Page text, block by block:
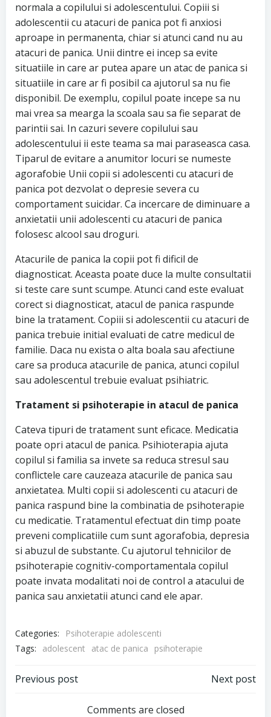
normala a copilului si adolescentului. Copiii si
adolescentii cu atacuri de panica pot fi anxiosi
aproape in permanenta, chiar si atunci cand nu au
atacuri de panica. Unii dintre ei incep sa evite
situatiile in care ar putea apare un atac de panica si
situatiile in care ar fi posibil ca ajutorul sa nu fie
disponibil. De exemplu, copilul poate incepe sa nu
mai vrea sa mearga la scoala sau sa fie separat de
parintii sai. In cazuri severe copilului sau
adolescentului ii este teama sa mai paraseasca casa.
Tiparul de evitare a anumitor locuri se numeste
agorafobie Unii copii si adolescenti cu atacuri de
panica pot dezvolat o depresie severa cu
comportament suicidar. Ca incercare de diminuare a
anxietatii unii adolescenti cu atacuri de panica
folosesc alcool sau droguri.
Atacurile de panica la copii pot fi dificil de
diagnosticat. Aceasta poate duce la multe consultatii
si teste care sunt scumpe. Atunci cand este evaluat
corect si diagnosticat, atacul de panica raspunde
bine la tratament. Copiii si adolescentii cu atacuri de
panica trebuie initial evaluati de catre medicul de
familie. Daca nu exista o alta boala sau afectiune
care sa produca atacurile de panica, atunci copilul
sau adolescentul trebuie evaluat psihiatric.
Tratament si psihoterapie in atacul de panica
Cateva tipuri de tratament sunt eficace. Medicatia
poate opri atacul de panica. Psihioterapia ajuta
copilul si familia sa invete sa reduca stresul sau
conflictele care cauzeaza atacurile de panica sau
anxietatea. Multi copii si adolescenti cu atacuri de
panica raspund bine la combinatia de psihoterapie
cu medicatie. Tratamentul efectuat din timp poate
preveni complicatiile cum sunt agorafobia, depresia
si abuzul de substante. Cu ajutorul tehnicilor de
psihoterapie cognitiv-comportamentala copilul
poate invata modalitati noi de control a atacului de
panica sau anxietatii atunci cand ele apar.
Categories:
Psihoterapie adolescenti
Tags:
adolescent atac de panica psihoterapie
Post
Previous post Next post
Comments are closed